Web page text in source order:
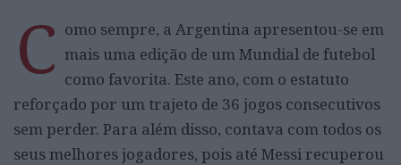
C omo sempre, a Argentina apresentou-se em
mais uma edição de um Mundial de futebol
como favorita. Este ano, com o estatuto
reforçado por um trajeto de 36 jogos consecutivos
sem perder. Para além disso, contava com todos os
seus melhores jogadores, pois até Messi recuperou